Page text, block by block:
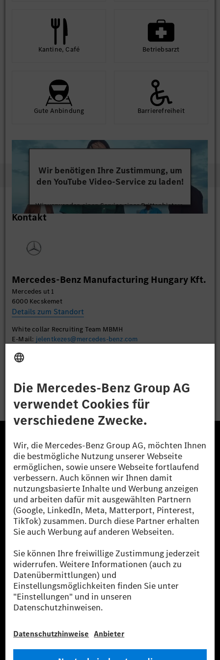
Kantine, Café Betriebs­arzt
Gute An­bindung Barriere­frei­heit
Wir benötigen Ihre Zustimmung, um
den YouTube Video-Service zu laden!
Wir verwenden einen Service eines Drittanbieters,
um Videoinhalte einzubetten. Dieser Service kann
Kontakt
Mercedes-Benz Manufacturing Hungary Kft.
Mercedes ut 1
6000 Kecskemet
Details zum Standort
White collar Recruiting Team MBMH
E-Mail: jelentkezes@mercedes-benz.com
Bewerben
Die Mercedes-Benz Group.
Die Mercedes-Benz Group AG (ehemals Daimler AG)
ist eines der erfolgreichsten Automobilunternehmen
der Welt. Mit der Mercedes-Benz AG gehören wir zu
den größten Anbietern von Premium- und Luxus-Pkw
und Vans. Die Mercedes-Benz Mobility AG bietet
Finanzierung, Leasing, Fahrzeugabos und –miete,
Flottenmanagement, digitale Services rund um Laden
und Bezahlen, die Vermittlung von Versicherungen
sowie innovative Mobilitätsdienstleistungen an.
Mehr erfahren
Technische Support-Hotline Kontakt Standorte